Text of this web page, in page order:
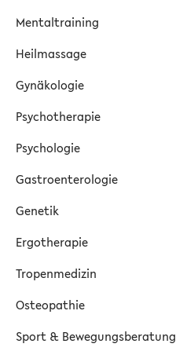
Mentaltraining
Heilmassage
Gynäkologie
Psychotherapie
Psychologie
Gastroenterologie
Genetik
Ergotherapie
Tropenmedizin
Osteopathie
Sport & Bewegungsberatung